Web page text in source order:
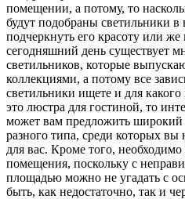
помещении, а потому, то
будут подобраны светильники
подчеркнуть его красоту или
сегодняшний день существует
светильников, которые
коллекциями, а потому все
светильники ищете и для
это люстра для гостиной, то
может вам предложить широкий
разного типа, среди которых
для вас. Кроме того,
помещения, поскольку с
площадью можно не угадать с
быть, как недостаточно, так и